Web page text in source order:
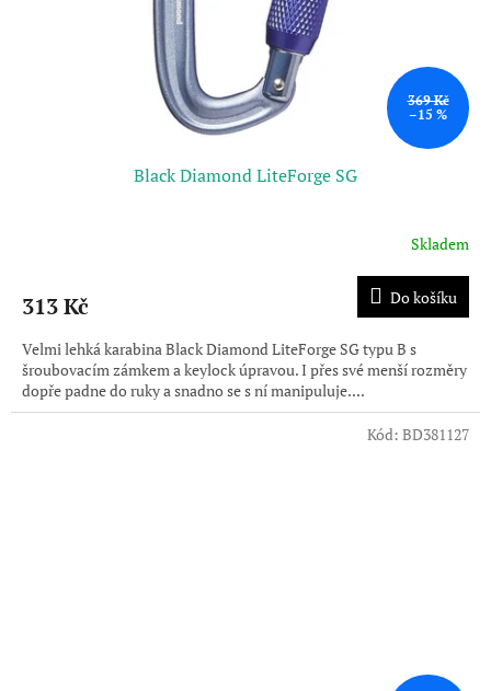
369 Kč
–15 %
Black Diamond LiteForge SG
Skladem
313 Kč Do košíku
Velmi lehká karabina Black Diamond LiteForge SG typu B s
šroubovacím zámkem a keylock úpravou. I přes své menší rozměry
dopře padne do ruky a snadno se s ní manipuluje....
Kód: BD381127